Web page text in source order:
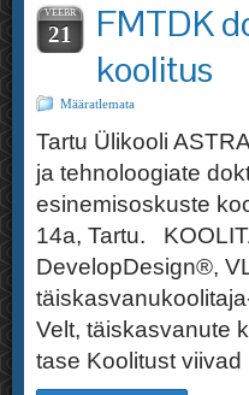
VEEBR
21
FMTDK
koolitus
Määratlemata
Tartu Ülikooli
ja tehnoloogiate
esinemisoskuste
14a, Tartu.
DevelopDesign®,
Velt, täiskasvanute
tase Koolitust